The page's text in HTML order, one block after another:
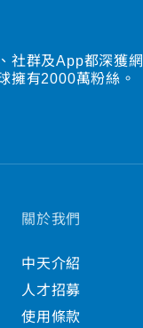
社群及App都深獲
擁有2000萬粉絲。
關於我們
中天介紹
人才招募
使用條款